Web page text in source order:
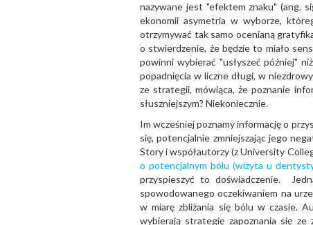
nazywane jest "efektem znaku" (ang.
ekonomii asymetria w wyborze,
otrzymywać tak samo ocenianą
o stwierdzenie, że będzie to miało
powinni wybierać "usłyszeć później"
popadnięcia w liczne długi, w
ze strategii, mówiąca, że poznanie
słuszniejszym? Niekoniecznie.
Im wcześniej poznamy informację o
się, potencjalnie zmniejszając jego
Story i współautorzy (z University
o potencjalnym bólu (wizyta u
przyspieszyć to doświadczenie.
spowodowanego oczekiwaniem na
w miarę zbliżania się bólu w czasie.
wybierają strategię zapoznania się ze